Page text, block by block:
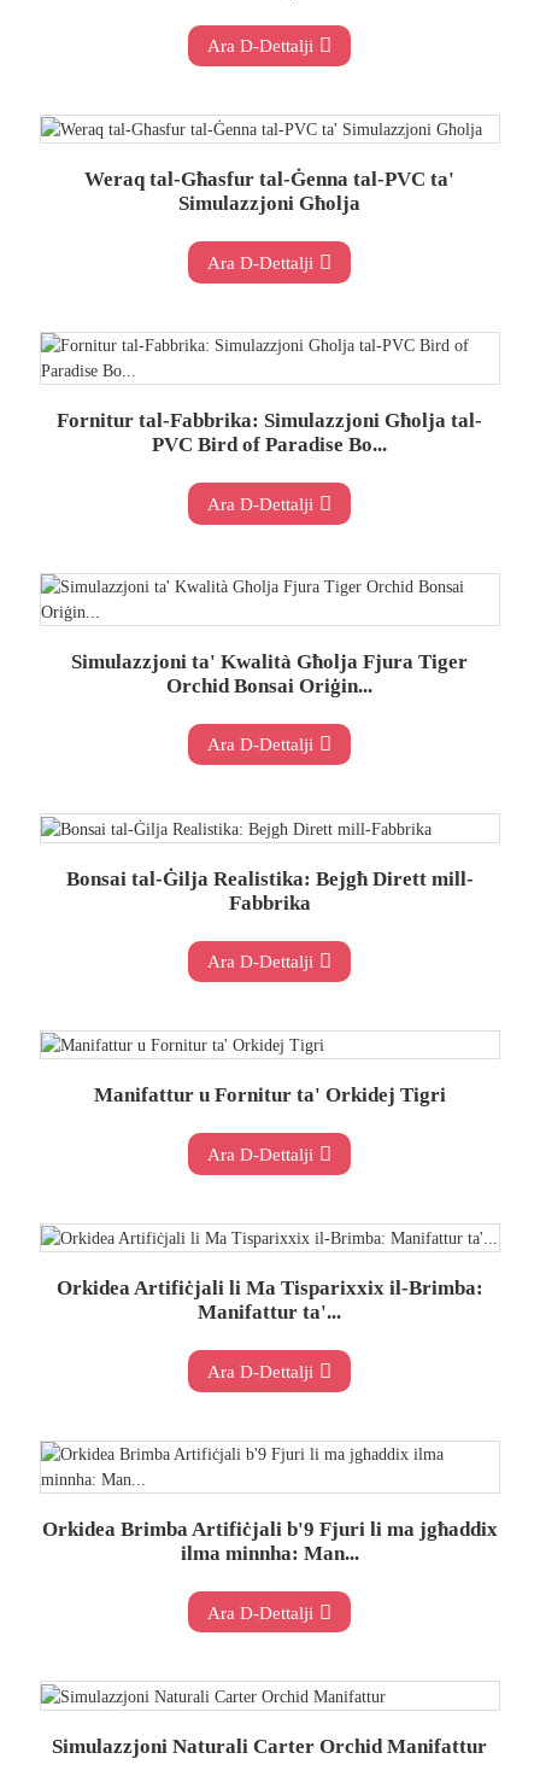
Ara D-Dettalji
Weraq tal-Għasfur tal-Ġenna tal-PVC ta'
Simulazzjoni Għolja
Ara D-Dettalji
Fornitur tal-Fabbrika: Simulazzjoni Għolja tal-
PVC Bird of Paradise Bo...
Ara D-Dettalji
Simulazzjoni ta' Kwalità Għolja Fjura Tiger
Orchid Bonsai Oriġin...
Ara D-Dettalji
Bonsai tal-Ġilja Realistika: Bejgħ Dirett mill-
Fabbrika
Ara D-Dettalji
Manifattur u Fornitur ta' Orkidej Tigri
Ara D-Dettalji
Orkidea Artifiċjali li Ma Tisparixxix il-Brimba:
Manifattur ta'...
Ara D-Dettalji
Orkidea Brimba Artifiċjali b'9 Fjuri li ma jgħaddix
ilma minnha: Man...
Ara D-Dettalji
Simulazzjoni Naturali Carter Orchid Manifattur